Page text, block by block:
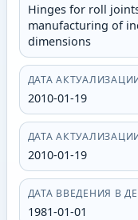
Hinges for roll
manufacturing of
dimensions
ДАТА
2010-01-19
ДАТА
2010-01-19
ДАТА ВВЕДЕНИЯ В
1981-01-01